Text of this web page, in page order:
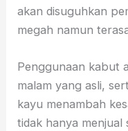
akan disuguhkan
megah namun
Penggunaan kabut
malam yang asli,
kayu menambah
tidak hanya